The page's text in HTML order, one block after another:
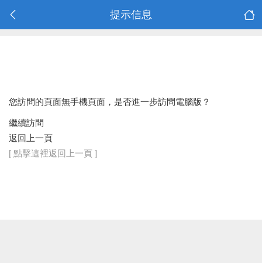
提示信息
您訪問的頁面無手機頁面，是否進一步訪問電腦版？
繼續訪問
返回上一頁
[ 點擊這裡返回上一頁 ]